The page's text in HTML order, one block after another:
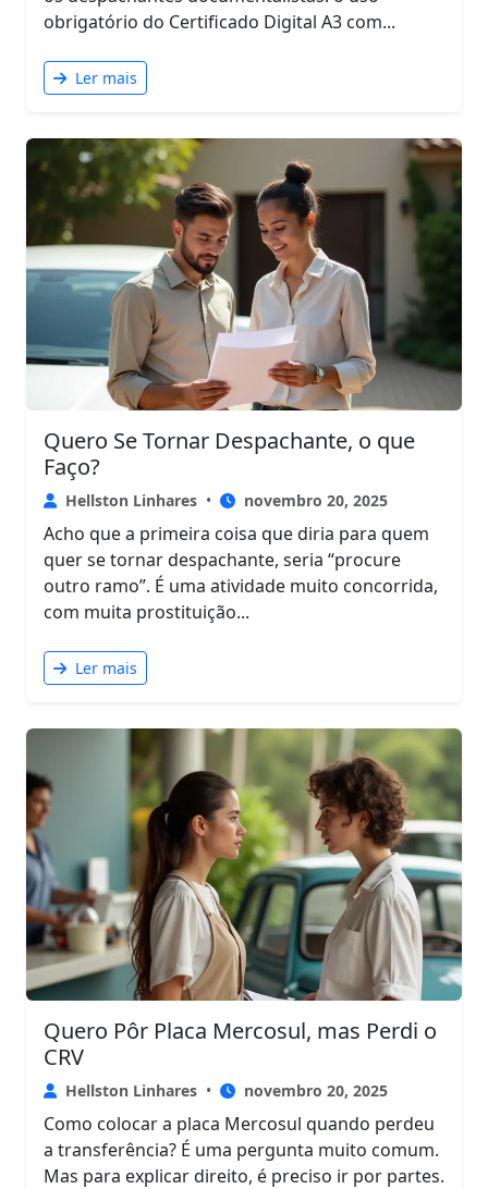
obrigatório do Certificado Digital A3 com...
Ler mais
Quero Se Tornar Despachante, o que
Faço?
Hellston Linhares • novembro 20, 2025
Acho que a primeira coisa que diria para quem
quer se tornar despachante, seria “procure
outro ramo”. É uma atividade muito concorrida,
com muita prostituição...
Ler mais
Quero Pôr Placa Mercosul, mas Perdi o
CRV
Hellston Linhares • novembro 20, 2025
Como colocar a placa Mercosul quando perdeu
a transferência? É uma pergunta muito comum.
Mas para explicar direito, é preciso ir por partes.